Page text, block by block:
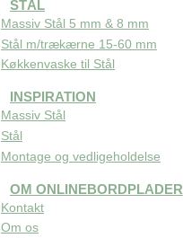
STÅL
Massiv Stål 5 mm & 8 mm
Stål m/trækærne 15-60 mm
Køkkenvaske til Stål
INSPIRATION
Massiv Stål
Stål
Montage og vedligeholdelse
OM ONLINEBORDPLADER
Kontakt
Om os